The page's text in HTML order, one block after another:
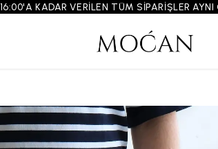
16:00'A KADAR VERİLEN TÜM SİPARİŞLER